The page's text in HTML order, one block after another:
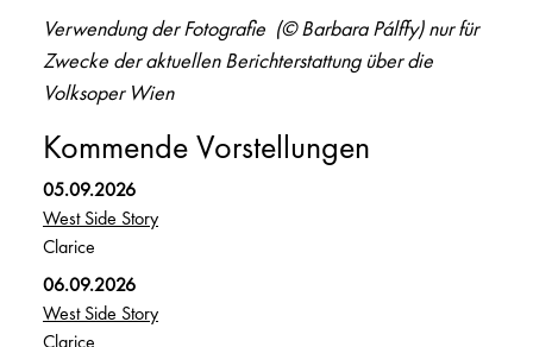
Verwendung der Fotografie (© Barbara Pálffy)nur für
Zwecke der aktuellen Berichterstattung über die
Volksoper Wien
Kommende Vorstellungen
05.09.2026
West Side Story
Clarice
06.09.2026
West Side Story
Clarice